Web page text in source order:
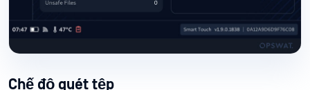
Chế độ quét tệp